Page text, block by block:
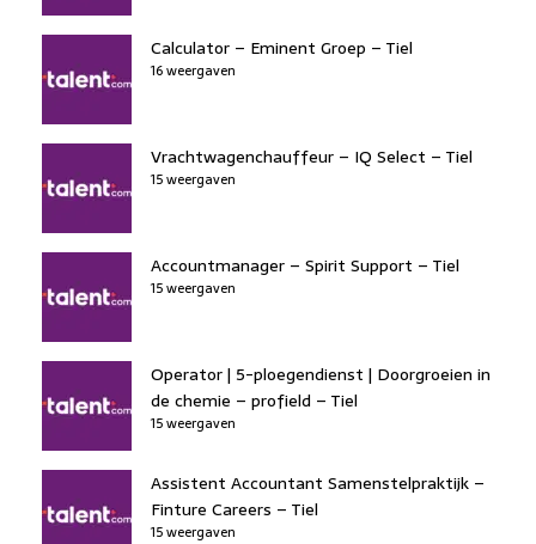
Calculator – Eminent Groep – Tiel
16 weergaven
Vrachtwagenchauffeur – IQ Select – Tiel
15 weergaven
Accountmanager – Spirit Support – Tiel
15 weergaven
Operator | 5-ploegendienst | Doorgroeien in
de chemie – profield – Tiel
15 weergaven
Assistent Accountant Samenstelpraktijk –
Finture Careers – Tiel
15 weergaven